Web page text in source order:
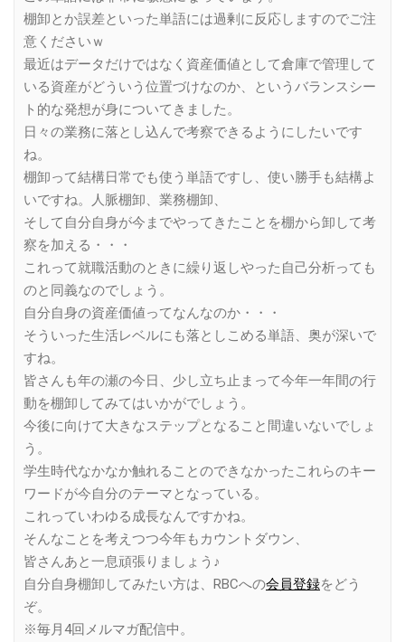
棚卸とか誤差といった単語には過剰に反応しますのでご注
意くださいｗ
最近はデータだけではなく資産価値として倉庫で管理して
いる資産がどういう位置づけなのか、というバランスシー
ト的な発想が身についてきました。
日々の業務に落とし込んで考察できるようにしたいです
ね。
棚卸って結構日常でも使う単語ですし、使い勝手も結構よ
いですね。人脈棚卸、業務棚卸、
そして自分自身が今までやってきたことを棚から卸して考
察を加える・・・
これって就職活動のときに繰り返しやった自己分析っても
のと同義なのでしょう。
自分自身の資産価値ってなんなのか・・・
そういった生活レベルにも落としこめる単語、奥が深いで
すね。
皆さんも年の瀬の今日、少し立ち止まって今年一年間の行
動を棚卸してみてはいかがでしょう。
今後に向けて大きなステップとなること間違いないでしょ
う。
学生時代なかなか触れることのできなかったこれらのキー
ワードが今自分のテーマとなっている。
これっていわゆる成長なんですかね。
そんなことを考えつつ今年もカウントダウン、
皆さんあと一息頑張りましょう♪
自分自身棚卸してみたい方は、RBCへの会員登録をどう
ぞ。
※毎月4回メルマガ配信中。